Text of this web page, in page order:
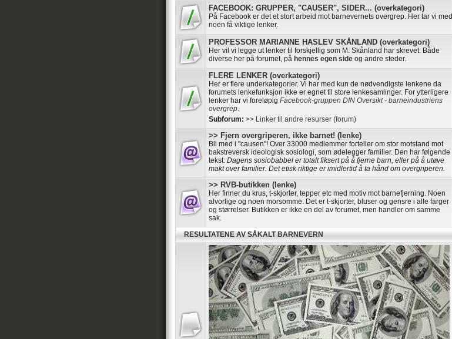
FACEBOOK: GRUPPER, "CAUSER", SIDER... (overkategori)
På Facebook er det et stort arbeid mot barnevernets overgrep. Her tar vi med
noen få viktige lenker.
PROFESSOR MARIANNE HASLEV SKÅNLAND (overkategori)
Her vil vi legge ut lenker til forskjellig som M. Skånland har skrevet. Både
diverse her på forumet, på hennes egen side og andre steder.
FLERE LENKER (overkategori)
Her er flere underkategorier. Vi har med kun de nødvendigste lenkene da
forumets lenkefunksjon ikke er egnet til store lenkesamlinger. For ytterligere
lenker har vi foreløpig Facebook-gruppen DIN Oversikt - barneindustriens
overgrep.
Subforum: >> Linker til andre resurser (forum)
>> Fjern overgriperen, ikke barnet! (lenke)
Bli med i "causen"! Over 33000 medlemmer forteller om stor motstand mot
bakstreversk ideologisk sosiologi, som ødelegger familier. Den har følgende
tekst: Dagens sosiobabbel er totalt fiksert på å fjerne barn, eller på å utøve
makt over familier. Det etisk riktige er imidlertid å ta hånd om overgriperen.
>> RVB-butikken (lenke)
Her finner du krus, t-skjorter, tepper etc med motiv mot barnefjerning. Noen
alvorlige og noen morsomme. Det er t-skjorter, bluser og gensre i alle farger
og størrelser. Butikken er ikke en del av forumet, men handler om samme
sak.
RESULTATENE AV SÅKALT BARNEVERN